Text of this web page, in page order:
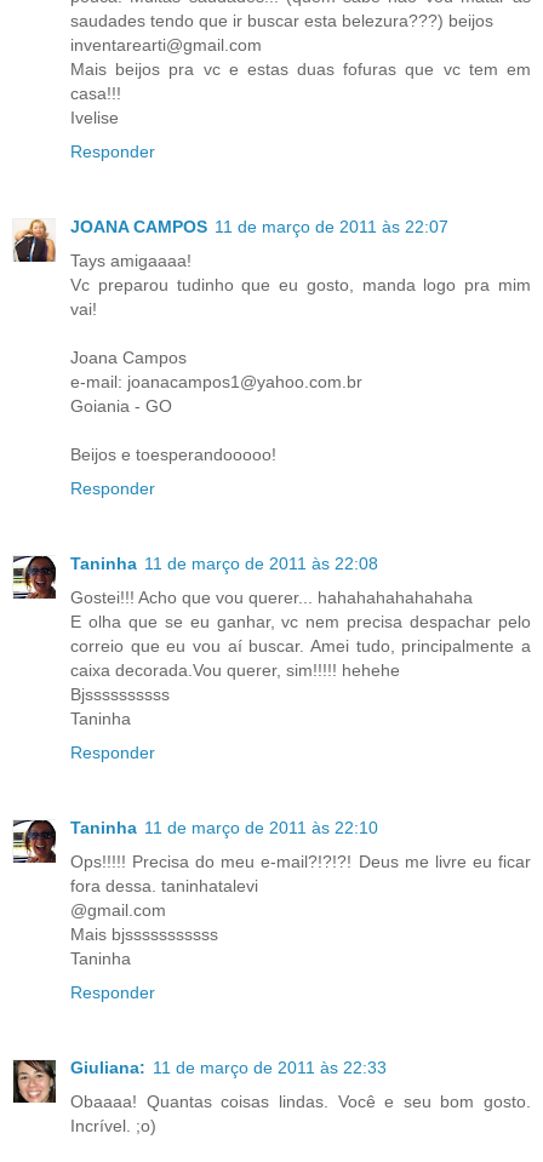
saudades tendo que ir buscar esta belezura???) beijos
inventarearti@gmail.com
Mais beijos pra vc e estas duas fofuras que vc tem em
casa!!!
Ivelise
Responder
JOANA CAMPOS 11 de março de 2011 às 22:07
Tays amigaaaa!
Vc preparou tudinho que eu gosto, manda logo pra mim
vai!
Joana Campos
e-mail: joanacampos1@yahoo.com.br
Goiania - GO
Beijos e toesperandooooo!
Responder
Taninha 11 de março de 2011 às 22:08
Gostei!!! Acho que vou querer... hahahahahahahaha
E olha que se eu ganhar, vc nem precisa despachar pelo
correio que eu vou aí buscar. Amei tudo, principalmente a
caixa decorada.Vou querer, sim!!!!! hehehe
Bjssssssssss
Taninha
Responder
Taninha 11 de março de 2011 às 22:10
Ops!!!!! Precisa do meu e-mail?!?!?! Deus me livre eu ficar
fora dessa. taninhatalevi
@gmail.com
Mais bjsssssssssss
Taninha
Responder
Giuliana: 11 de março de 2011 às 22:33
Obaaaa! Quantas coisas lindas. Você e seu bom gosto.
Incrível. ;o)